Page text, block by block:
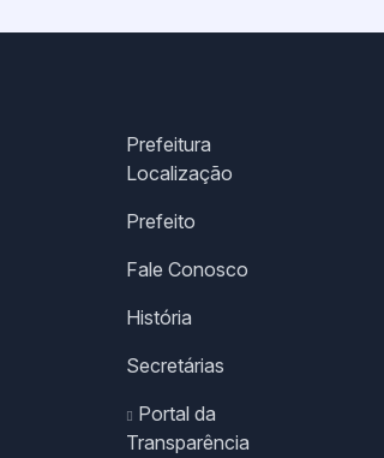
Prefeitura
Localização
Prefeito
Fale Conosco
História
Secretárias
Portal da
Transparência